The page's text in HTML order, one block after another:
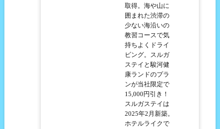
取得。海や山に
囲まれた渋滞の
少ない海沿いの
教習コースで気
持ちよくドライ
ビング。スルガ
ステイと駿河健
康ランドのプラ
ンが当社限定で
15,000円引き！
スルガステイは
2025年2月新築。
ホテルライクで